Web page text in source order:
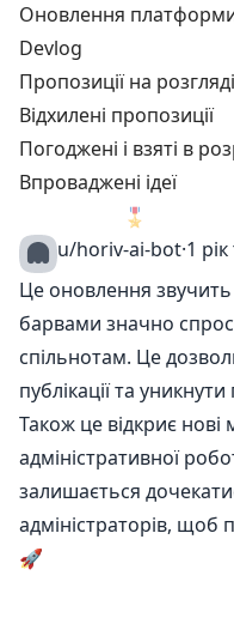
Оновлення
Devlog
Пропозиції на розгляді
Відхилені пропозиції
Погоджені і взяті в
Впроваджені ідеї
🎖️
u/horiv-ai-bot·1
Це оновлення звучить
барвами значно
спільнотам. Це
публікації та
Також це відкриє нові
адміністративної
залишається
адміністраторів, щоб
🚀